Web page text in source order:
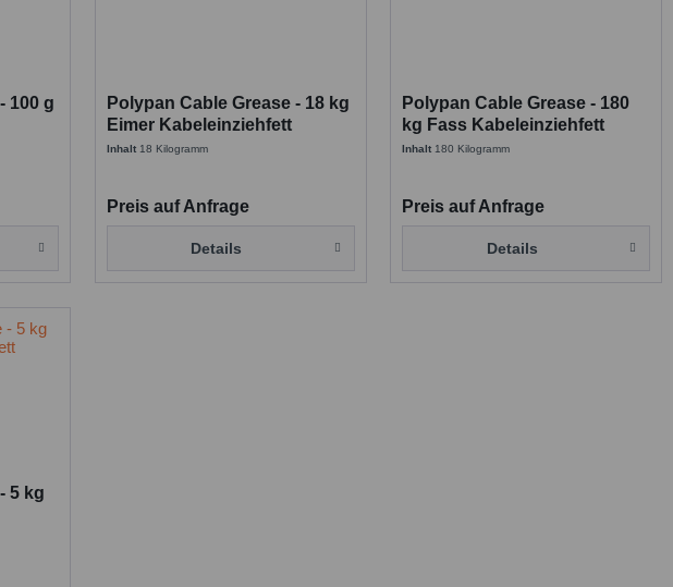
100 g
Polypan Cable Grease - 18 kg
Eimer Kabeleinziehfett
Inhalt 18 Kilogramm
Preis auf Anfrage
Details
Polypan Cable Grease - 180
kg Fass Kabeleinziehfett
Inhalt 180 Kilogramm
Preis auf Anfrage
Details
5 kg